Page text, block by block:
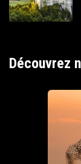
Découvrez